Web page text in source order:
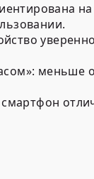
на